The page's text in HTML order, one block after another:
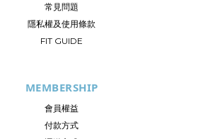
常見問題
隱私權及使用條款
FIT GUIDE
MEMBERSHIP
會員權益
付款方式